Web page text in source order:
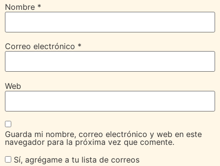
Nombre *
Correo electrónico *
Web
Guarda mi nombre, correo electrónico y web en este
navegador para la próxima vez que comente.
Sí, agrégame a tu lista de correos